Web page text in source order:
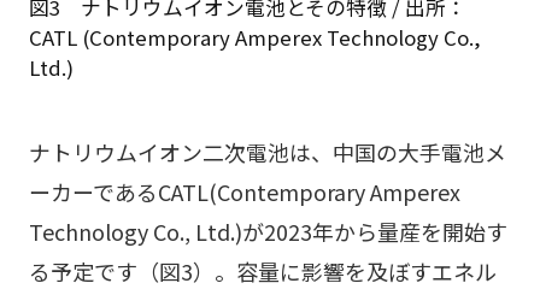
図3 ナトリウムイオン電池とその特徴 / 出所：
CATL (Contemporary Amperex Technology Co.,
Ltd.)
ナトリウムイオン二次電池は、中国の大手電池メ
ーカーであるCATL(Contemporary Amperex
Technology Co., Ltd.)が2023年から量産を開始す
る予定です（図3）。容量に影響を及ぼすエネル